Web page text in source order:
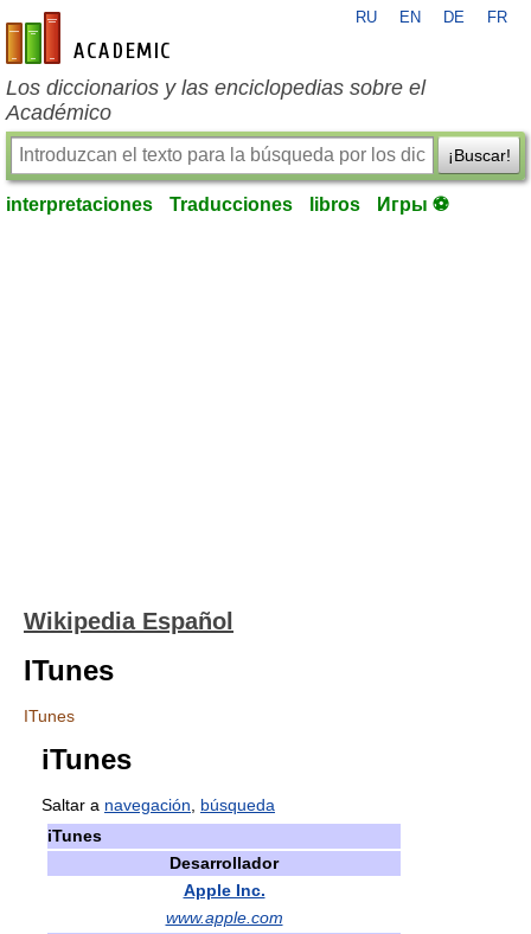
es-academic.com
RU EN DE FR
Los diccionarios y las enciclopedias sobre el
Académico
¡Buscar!
interpretaciones Traducciones libros Игры ⚽
Wikipedia Español
ITunes
ITunes
iTunes
Saltar a navegación
búsqueda
iTunes
Desarrollador
Apple Inc.
www.apple.com